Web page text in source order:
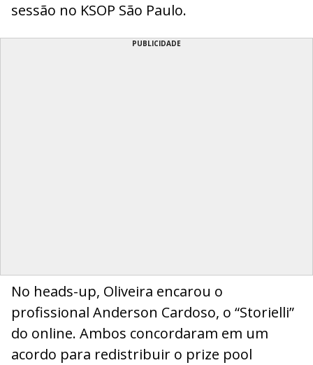
sessão no KSOP São Paulo.
PUBLICIDADE
No heads-up, Oliveira encarou o
profissional Anderson Cardoso, o “Storielli”
do online. Ambos concordaram em um
acordo para redistribuir o prize pool